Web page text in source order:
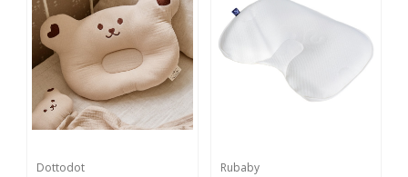
Dottodot Rubaby